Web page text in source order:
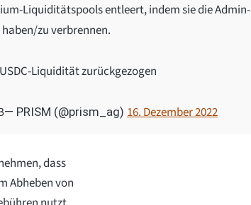
Liquiditätspools entleert, indem sie die Admin-
zu verbrennen.
Liquidität zurückgezogen
— PRISM (@prism_ag) 16. Dezember 2022
dass
Abheben von